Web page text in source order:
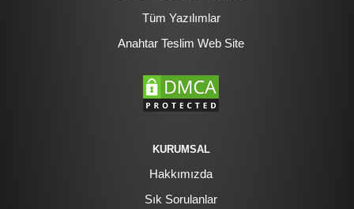
Tüm Yazılımlar
Anahtar Teslim Web Site
KURUMSAL
Hakkımızda
Sık Sorulanlar